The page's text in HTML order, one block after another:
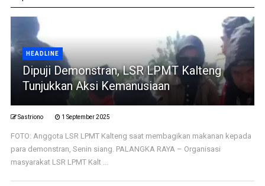
HEADLINE
Dipuji Demonstran, LSR LPMT Kalteng
Tunjukkan Aksi Kemanusiaan
Sastriono 1 September 2025
FOTO: Anggota LSR LPMT Kalteng saat membagikan makanan kepada
para demonstran, Senin siang. PALANGKA RAYA – Organisasi
masyarakat LSR LPMT Kalt ...